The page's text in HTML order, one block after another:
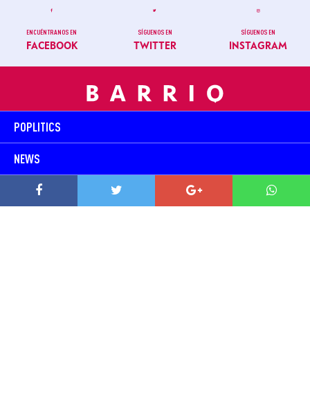
ENCUÉNTRANOS EN
FACEBOOK
SÍGUENOS EN
TWITTER
SÍGUENOS EN
INSTAGRAM
POPLITICS
NEWS
TRENDING